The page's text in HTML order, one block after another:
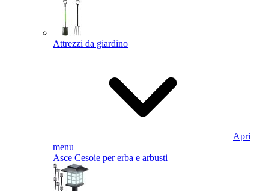
Attrezzi da giardino
Apri
menu
Asce Cesoie per erba e arbusti